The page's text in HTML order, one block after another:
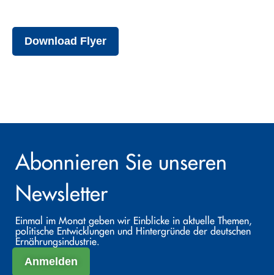
Download Flyer
Abonnieren Sie unseren
Newsletter
Einmal im Monat geben wir Einblicke in aktuelle Themen,
politische Entwicklungen und Hintergründe der deutschen
Ernährungsindustrie.
Anmelden